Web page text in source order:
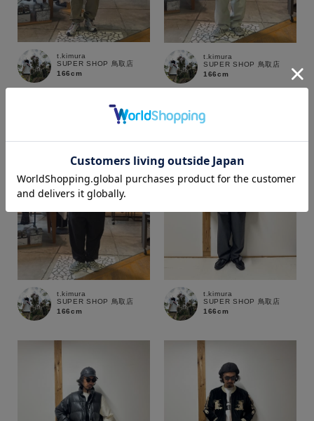
価格
商品タイプ
通常商品 予約商品
セール価格 WEB限定
在庫あり 在庫なし含む
t.kimura
SUPER SHOP 鳥取店
166cm
t.kimura
SUPER SHOP 鳥取店
166cm
t.kimura
SUPER SHOP 鳥取店
166cm
t.kimura
SUPER SHOP 鳥取店
166cm